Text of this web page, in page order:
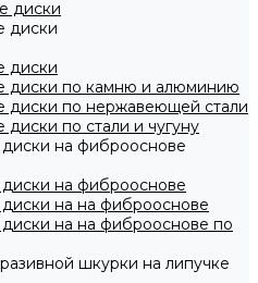
диски
диски
диски
диски по камню и алюминию
по нержавеющей стали
по стали и чугуну
на фиброоснове
на фиброоснове
на на фиброоснове
на на фиброоснове по
шкурки на липучке